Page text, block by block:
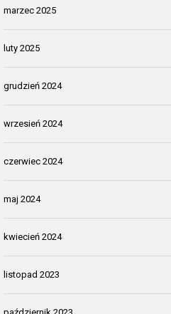
marzec 2025
luty 2025
grudzień 2024
wrzesień 2024
czerwiec 2024
maj 2024
kwiecień 2024
listopad 2023